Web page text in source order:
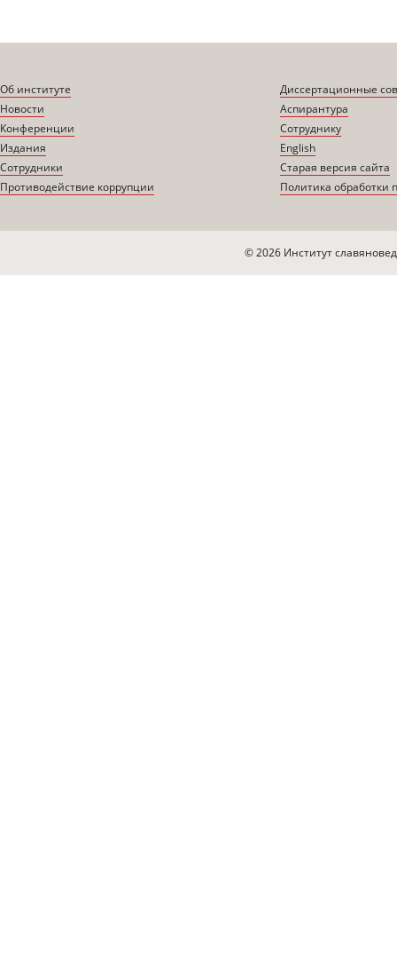
Об институте
Новости
Конференции
Издания
Сотрудники
Противодействие коррупции
Диссертационные
Аспирантура
Сотруднику
English
Старая версия сайта
Политика обработки
© 2026 Институт